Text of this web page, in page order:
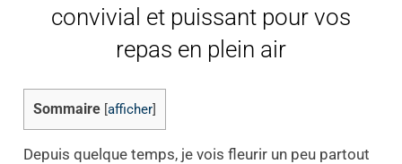
convivial et puissant pour vos
repas en plein air
Sommaire afficher]
Depuis quelque temps, je vois fleurir un peu partout